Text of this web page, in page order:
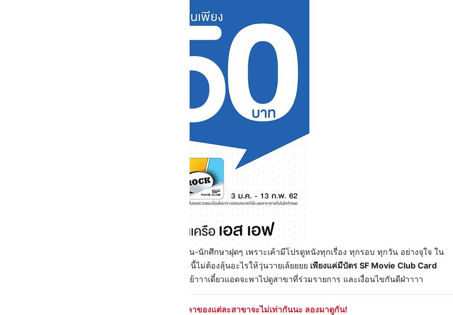
SF Movie Club Card เอาใจนักเรียน-นักศึกษาฝุดๆ เพราะเค้ามีโปรดูหนังทุกเรื่อง ทุกรอบ ทุกวัน อย่างจุใจ ใน
ราคาเริ่มต้นเพียง 50.- ซึ่งสิทธิพิเศษนี้ไม่ต้องลุ้นอะไรให้วุ่นวายเล้ยยยย เพียงแค่มีบัตร SF Movie Club Card
เท่านั้น!! บอกได้คำเดียวว่าดีย์~ มาจย้าาาเดี๋ยวแอดจะพาไปดูสาขาที่ร่วมรายการ และเงื่อนไขกันดีฝ่าาาา
ราคาของแต่ละสาขาจะไม่เท่ากันนะ ลองมาดูกัน!